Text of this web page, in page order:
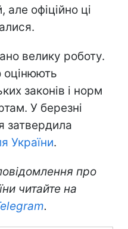
але офіційно ці
велику роботу.
оцінюють
законів і норм
У березні
затвердила
України.
про
читайте на
.